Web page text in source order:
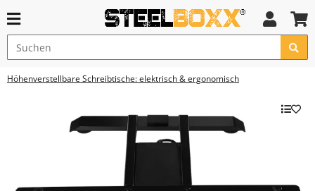
Höhenverstellbare Schreibtische: elektrisch & ergonomisch